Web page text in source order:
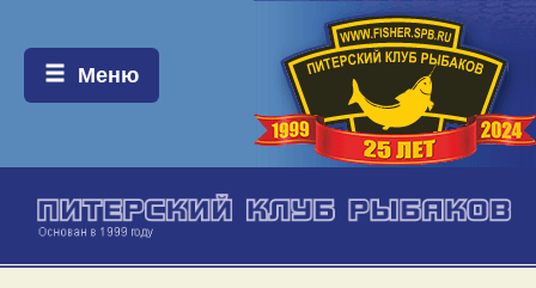
Меню:
Меню